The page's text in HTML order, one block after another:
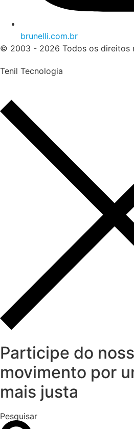
brunelli.com.br
© 2003 - 2026 Todos os direitos
Tenil Tecnologia
Participe do
movimento por
mais justa
Pesquisar